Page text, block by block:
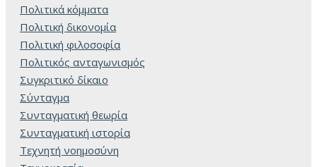
Πολιτικά κόμματα
Πολιτική δικονομία
Πολιτική φιλοσοφία
Πολιτικός ανταγωνισμός
Συγκριτικό δίκαιο
Σύνταγμα
Συνταγματική θεωρία
Συνταγματική ιστορία
Τεχνητή νοημοσύνη